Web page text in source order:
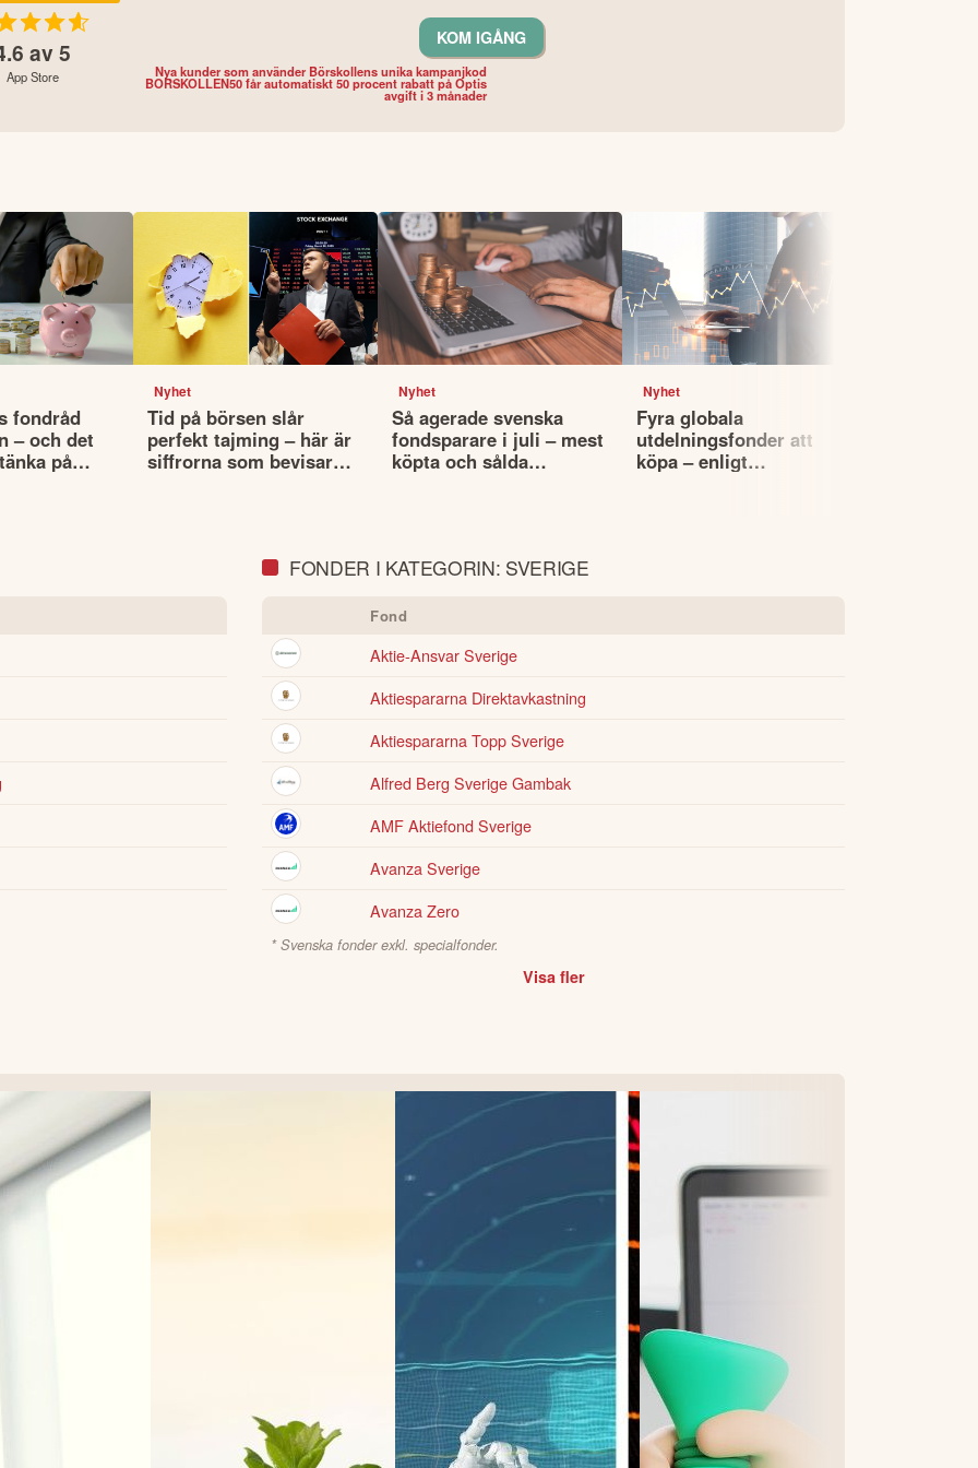
av 5
App Store
KOM IGÅNG
Nya kunder som använder Börskollens unika kampanjkod
BORSKOLLEN50 får automatiskt 50 procent rabatt på Optis
avgift i 3 månader
fondråd
– och det
på
Nyhet
Tid på börsen slår
perfekt tajming – här är
siffrorna som bevisar
Nyhet
Så agerade svenska
fondsparare i juli – mest
köpta och sålda
Nyhet
Fyra globala
utdelningsfonder att
köpa – enligt
FONDER I KATEGORIN: SVERIGE
Fond
Aktie-Ansvar Sverige
Aktiespararna Direktavkastning
Aktiespararna Topp Sverige
Alfred Berg Sverige Gambak
AMF Aktiefond Sverige
Avanza Sverige
Avanza Zero
* Svenska fonder exkl. specialfonder.
Visa fler